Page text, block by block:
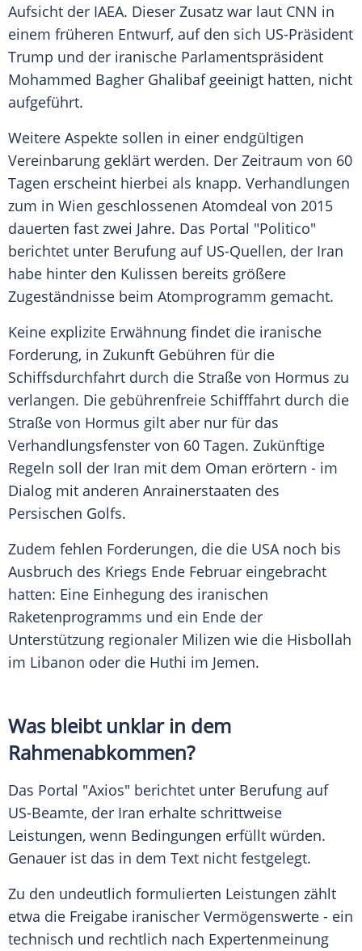
Aufsicht der IAEA. Dieser Zusatz war laut CNN in
einem früheren Entwurf, auf den sich US-Präsident
Trump und der iranische Parlamentspräsident
Mohammed Bagher Ghalibaf geeinigt hatten, nicht
aufgeführt.
Weitere Aspekte sollen in einer endgültigen
Vereinbarung geklärt werden. Der Zeitraum von 60
Tagen erscheint hierbei als knapp. Verhandlungen
zum in Wien geschlossenen Atomdeal von 2015
dauerten fast zwei Jahre. Das Portal "Politico"
berichtet unter Berufung auf US-Quellen, der Iran
habe hinter den Kulissen bereits größere
Zugeständnisse beim Atomprogramm gemacht.
Keine explizite Erwähnung findet die iranische
Forderung, in Zukunft Gebühren für die
Schiffsdurchfahrt durch die Straße von Hormus zu
verlangen. Die gebührenfreie Schifffahrt durch die
Straße von Hormus gilt aber nur für das
Verhandlungsfenster von 60 Tagen. Zukünftige
Regeln soll der Iran mit dem Oman erörtern - im
Dialog mit anderen Anrainerstaaten des
Persischen Golfs.
Zudem fehlen Forderungen, die die USA noch bis
Ausbruch des Kriegs Ende Februar eingebracht
hatten: Eine Einhegung des iranischen
Raketenprogramms und ein Ende der
Unterstützung regionaler Milizen wie die Hisbollah
im Libanon oder die Huthi im Jemen.
Was bleibt unklar in dem
Rahmenabkommen?
Das Portal "Axios" berichtet unter Berufung auf
US-Beamte, der Iran erhalte schrittweise
Leistungen, wenn Bedingungen erfüllt würden.
Genauer ist das in dem Text nicht festgelegt.
Zu den undeutlich formulierten Leistungen zählt
etwa die Freigabe iranischer Vermögenswerte - ein
technisch und rechtlich nach Expertenmeinung